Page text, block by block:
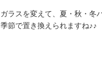
ガラスを変えて、夏・秋・冬
季節で置き換えられますね♪♪